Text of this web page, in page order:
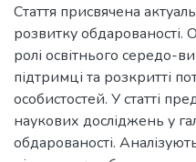
Стаття присвячена
розвитку обдарованості.
ролі освітнього середо-
підтримці та розкритті
особистостей. У статті
наукових досліджень у
обдарованості.